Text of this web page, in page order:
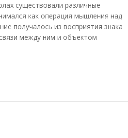
существовали различные
как операция мышления над
получалось из восприятия знака
между ним и объектом